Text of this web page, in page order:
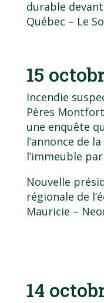
durable
Québec – Le
15
Incendie
Pères
une enquête
l’annonce de
l’immeuble
Nouvelle
régionale de
Mauricie –
14